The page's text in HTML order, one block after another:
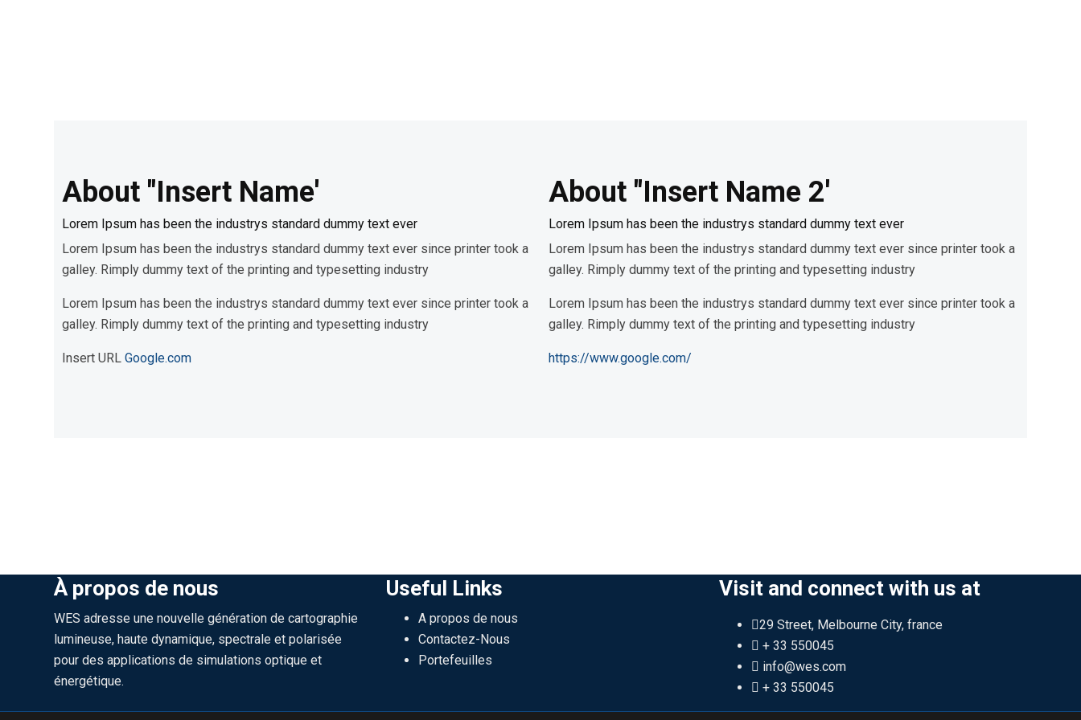
About "Insert Name'
Lorem Ipsum has been the industrys standard dummy text ever
Lorem Ipsum has been the industrys standard dummy text ever since printer took a
galley. Rimply dummy text of the printing and typesetting industry
Lorem Ipsum has been the industrys standard dummy text ever since printer took a
galley. Rimply dummy text of the printing and typesetting industry
Insert URL Google.com
About "Insert Name 2'
Lorem Ipsum has been the industrys standard dummy text ever
Lorem Ipsum has been the industrys standard dummy text ever since printer took a
galley. Rimply dummy text of the printing and typesetting industry
Lorem Ipsum has been the industrys standard dummy text ever since printer took a
galley. Rimply dummy text of the printing and typesetting industry
https://www.google.com/
À propos de nous
WES adresse une nouvelle génération de cartographie
lumineuse, haute dynamique, spectrale et polarisée
pour des applications de simulations optique et
énergétique.
Useful Links
A propos de nous
Contactez-Nous
Portefeuilles
Visit and connect with us at
29 Street, Melbourne City, france
+ 33 550045
info@wes.com
+ 33 550045